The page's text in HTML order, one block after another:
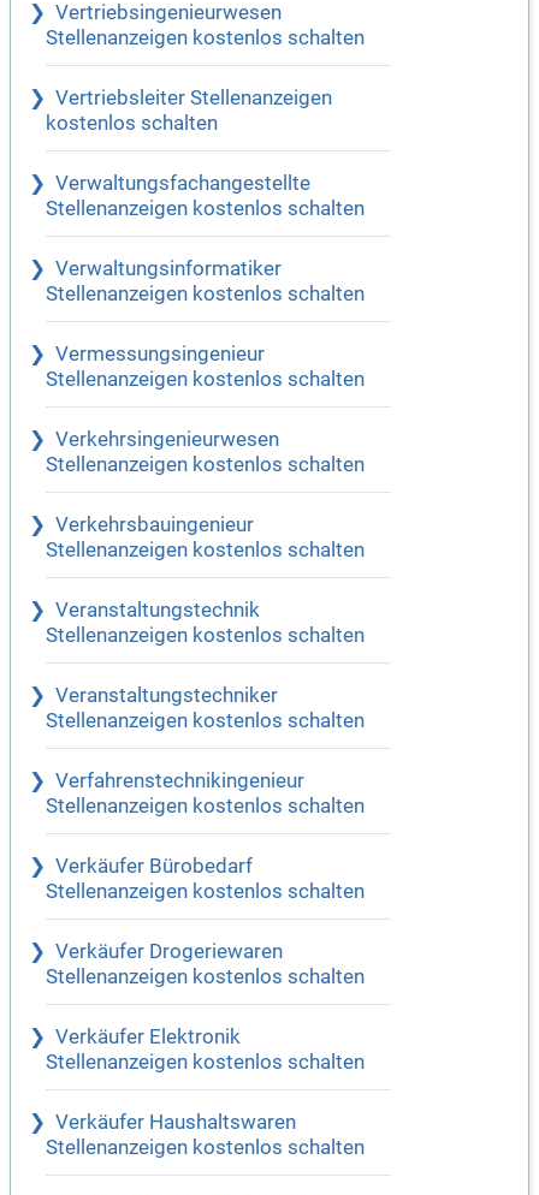
Vertriebsingenieurwesen
Stellenanzeigen kostenlos schalten
Vertriebsleiter Stellenanzeigen
kostenlos schalten
Verwaltungsfachangestellte
Stellenanzeigen kostenlos schalten
Verwaltungsinformatiker
Stellenanzeigen kostenlos schalten
Vermessungsingenieur
Stellenanzeigen kostenlos schalten
Verkehrsingenieurwesen
Stellenanzeigen kostenlos schalten
Verkehrsbauingenieur
Stellenanzeigen kostenlos schalten
Veranstaltungstechnik
Stellenanzeigen kostenlos schalten
Veranstaltungstechniker
Stellenanzeigen kostenlos schalten
Verfahrenstechnikingenieur
Stellenanzeigen kostenlos schalten
Verkäufer Bürobedarf
Stellenanzeigen kostenlos schalten
Verkäufer Drogeriewaren
Stellenanzeigen kostenlos schalten
Verkäufer Elektronik
Stellenanzeigen kostenlos schalten
Verkäufer Haushaltswaren
Stellenanzeigen kostenlos schalten